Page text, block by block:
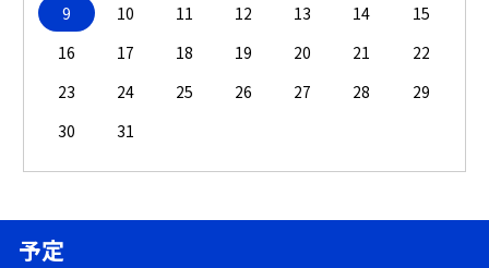
9
10 11 12 13 14
15
16
17 18 19 20 21
22
23
24 25 26 27 28
29
30
31
予定